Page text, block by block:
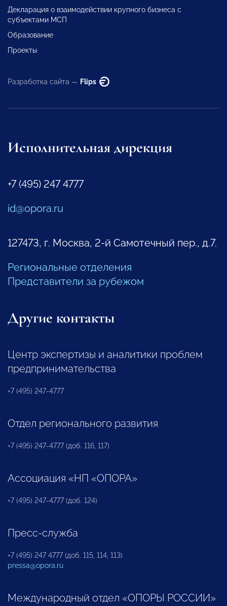
Декларация о взаимодействии крупного бизнеса с
субъектами МСП
Образование
Проекты
Разработка сайта — Flips
Исполнительная дирекция
+7 (495) 247 4777
id@opora.ru
127473, г. Москва, 2-й Самотечный пер., д.7.
Региональные отделения
Представители за рубежом
Другие контакты
Центр экспертизы и аналитики проблем
предпринимательства
+7 (495) 247-4777
Отдел регионального развития
+7 (495) 247-4777 (доб. 116, 117)
Ассоциация «НП «ОПОРА»
+7 (495) 247-4777 (доб. 124)
Пресс-служба
+7 (495) 247 4777 (доб. 115, 114, 113)
pressa@opora.ru
Международный отдел «ОПОРЫ РОССИИ»